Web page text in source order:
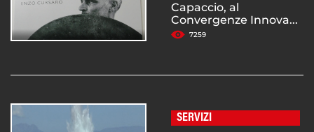
Capaccio, al
Convergenze Innova...
7259
SERVIZI